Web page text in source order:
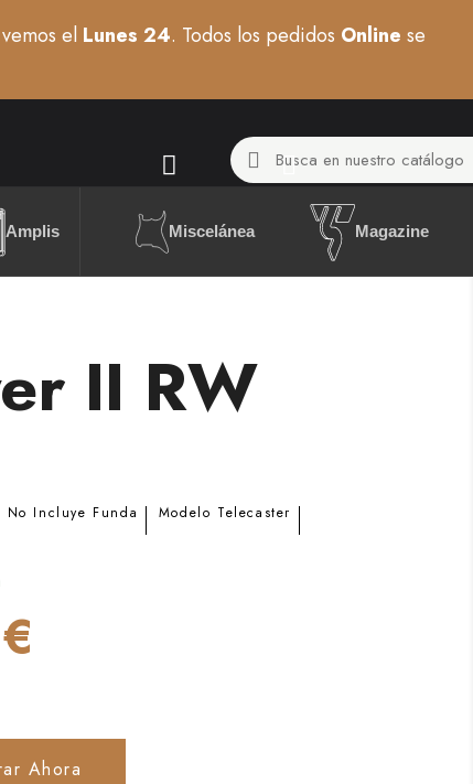
el Lunes 24. Todos los pedidos Online se
Amplis Miscelánea Magazine
II RW
No Incluye Funda Modelo Telecaster
Ahora